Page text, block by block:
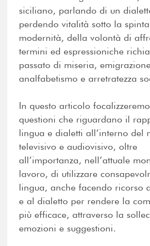
siciliano, parlando di un
perdendo vitalità sotto la
modernità, della volontà di
termini ed espressioniche
passato di miseria,
analfabetismo e arretratezza
In questo articolo
questioni che riguardano il
lingua e dialetti all’interno del
televisivo e audiovisivo, oltre
all’importanza, nell’attuale
lavoro, di utilizzare
lingua, anche facendo ricorso
e al dialetto per rendere la
più efficace, attraverso la
emozioni e suggestioni.